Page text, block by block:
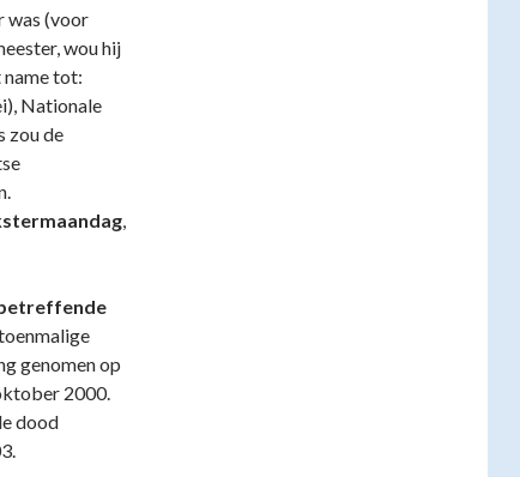
was (voor
wou hij
tot:
Nationale
zou de
,
genomen op
2000.
dood